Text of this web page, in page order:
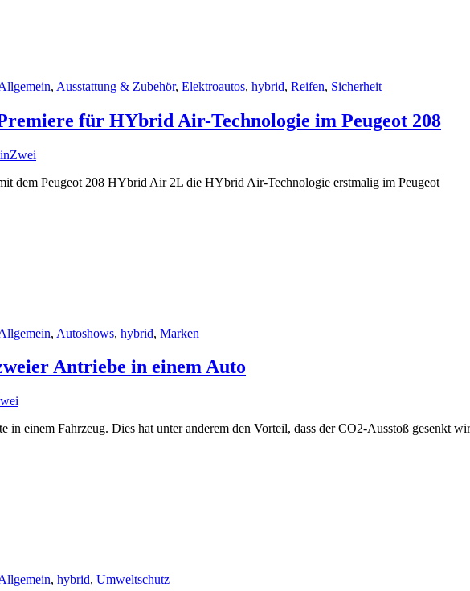
, Ausstattung & Zubehör, Elektroautos, hybrid, Reifen, Sicherheit
für HYbrid Air-Technologie im Peugeot 208
dem Peugeot 208 HYbrid Air 2L die HYbrid Air-Technologie erstmalig im Peugeot
, Autoshows, hybrid, Marken
Antriebe in einem Auto
einem Fahrzeug. Dies hat unter anderem den Vorteil, dass der CO2-Ausstoß gesenkt
, hybrid, Umweltschutz